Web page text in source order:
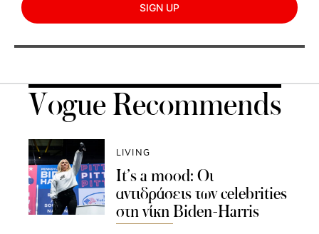
SIGN UP
Vogue Recommends
LIVING
It’s a mood: Οι
αντιδράσεις των celebrities
στη νίκη Biden-Harris